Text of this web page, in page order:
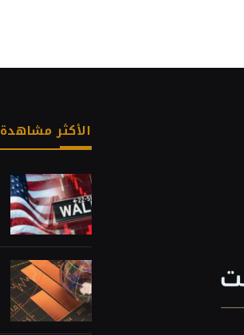
الأكثر مشاهدة